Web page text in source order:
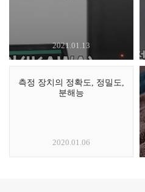
2021.01.13
측정 장치의 정확도, 정밀도,
분해능
2020.01.06